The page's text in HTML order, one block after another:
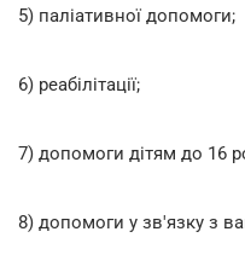
5) паліативної допомоги;
6) реабілітації;
7) допомоги дітям до 16
8) допомоги у зв'язку з